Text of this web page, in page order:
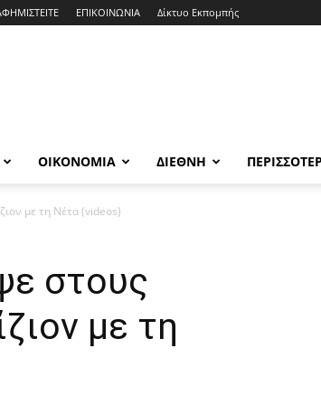
ΕΠΙΚΟΙΝΩΝΙΑ Δίκτυο Εκπομπής
ΟΙΚΟΝΟΜΙΑ ΔΙΕΘΝΗ
με τη Νέτα (videos)
στους
με τη